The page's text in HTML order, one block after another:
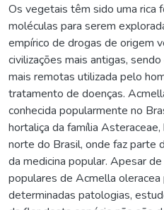
Os vegetais têm sido uma rica
moléculas para serem
empírico de drogas de origem
civilizações mais antigas,
mais remotas utilizada pelo
tratamento de doenças.
conhecida popularmente no
hortaliça da família
norte do Brasil, onde faz parte
da medicina popular. Apesar
populares de Acmella
determinadas patologias,